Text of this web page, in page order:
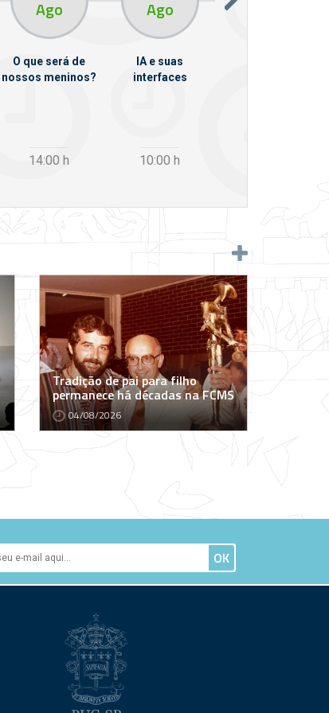
Ago
O que será de
nossos meninos?
14:00 h
Ago
IA e suas
interfaces
10:00 h
Tradição de pai para filho
permanece há décadas na FCMS
04/08/2026